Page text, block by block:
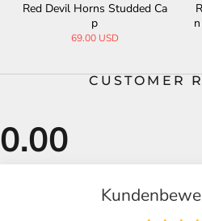
Red Devil Horns Studded Ca
p
69.00 USD
CUSTOMER